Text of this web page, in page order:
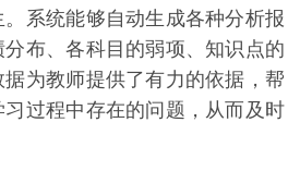
系统能够自动生成各种分析报
布、各科目的弱项、知识点的
为教师提供了有力的依据，帮
过程中存在的问题，从而及时